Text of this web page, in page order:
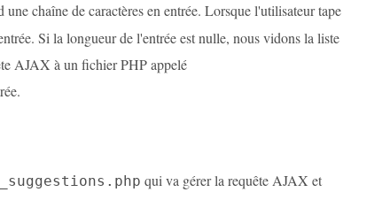
une chaîne de caractères en entrée. Lorsque l'utilisateur tape
Si la longueur de l'entrée est nulle, nous vidons la liste
AJAX à un fichier PHP appelé
qui va gérer la requête AJAX et